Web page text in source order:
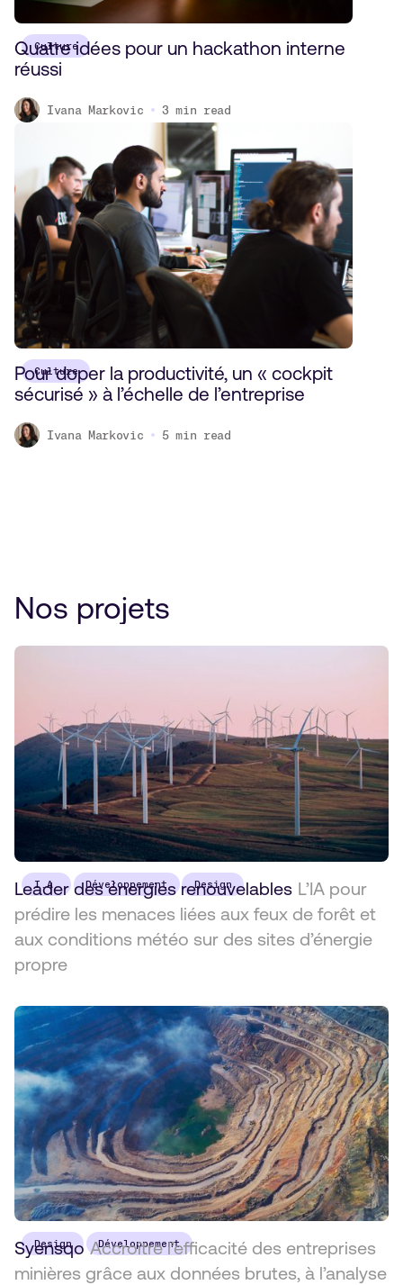
Culture
Quatre idées pour un hackathon interne
réussi
Ivana Markovic 3 min read
Culture
Pour doper la productivité, un « cockpit
sécurisé » à l’échelle de l’entreprise
Ivana Markovic 5 min read
Nos projets
I.A. Développement Design
Leader des énergies renouvelables L’IA pour
prédire les menaces liées aux feux de forêt et
aux conditions météo sur des sites d’énergie
propre
Design Développement
Syensqo Accroître l’efficacité des entreprises
minières grâce aux données brutes, à l’analyse